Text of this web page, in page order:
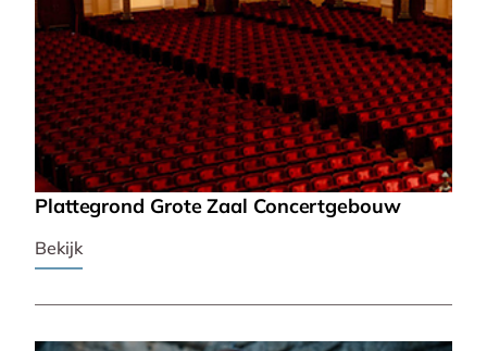
Plattegrond Grote Zaal Concertgebouw
Bekijk